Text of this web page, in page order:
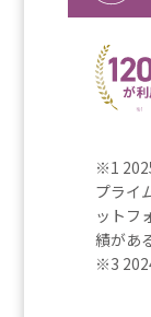
※1
プライ
ットフ
績があ
※3